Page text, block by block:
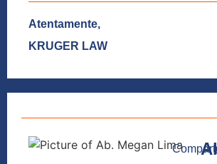
Atentamente,
KRUGER LAW